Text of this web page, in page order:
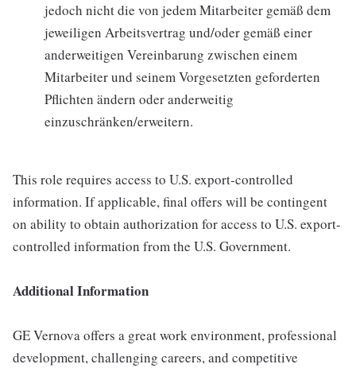
jedoch nicht die von jedem Mitarbeiter gemäß dem
jeweiligen Arbeitsvertrag und/oder gemäß einer
anderweitigen Vereinbarung zwischen einem
Mitarbeiter und seinem Vorgesetzten geforderten
Pflichten ändern oder anderweitig
einzuschränken/erweitern.
This role requires access to U.S. export-controlled
information. If applicable, final offers will be contingent
on ability to obtain authorization for access to U.S. export-
controlled information from the U.S. Government.
Additional Information
GE Vernova offers a great work environment, professional
development, challenging careers, and competitive